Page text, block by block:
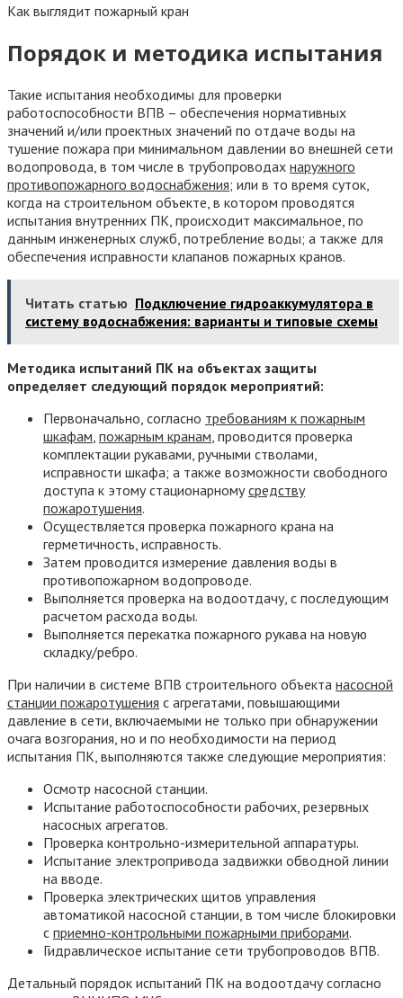
Как выглядит пожарный кран
Порядок и методика испытания
Такие испытания необходимы для проверки
работоспособности ВПВ – обеспечения нормативных
значений и/или проектных значений по отдаче воды на
тушение пожара при минимальном давлении во внешней сети
водопровода, в том числе в трубопроводах наружного
противопожарного водоснабжения; или в то время суток,
когда на строительном объекте, в котором проводятся
испытания внутренних ПК, происходит максимальное, по
данным инженерных служб, потребление воды; а также для
обеспечения исправности клапанов пожарных кранов.
Читать статью Подключение гидроаккумулятора в
систему водоснабжения: варианты и типовые схемы
Методика испытаний ПК на объектах защиты
определяет следующий порядок мероприятий:
Первоначально, согласно требованиям к пожарным
шкафам пожарным кранам , проводится проверка
комплектации рукавами, ручными стволами,
исправности шкафа; а также возможности свободного
доступа к этому стационарномусредству
пожаротушения.
Осуществляется проверка пожарного крана на
герметичность, исправность.
Затем проводится измерение давления воды в
противопожарном водопроводе.
Выполняется проверка на водоотдачу, с последующим
расчетом расхода воды.
Выполняется перекатка пожарного рукава на новую
складку/ребро.
При наличии в системе ВПВ строительного объекта насосной
станции пожаротушения с агрегатами, повышающими
давление в сети, включаемыми не только при обнаружении
очага возгорания, но и по необходимости на период
испытания ПК, выполняются также следующие мероприятия:
Осмотр насосной станции.
Испытание работоспособности рабочих, резервных
насосных агрегатов.
Проверка контрольно-измерительной аппаратуры.
Испытание электропривода задвижки обводной линии
на вводе.
Проверка электрических щитов управления
автоматикой насосной станции, в том числе блокировки
с приемно-контрольными пожарными приборами.
Гидравлическое испытание сети трубопроводов ВПВ.
Детальный порядок испытаний ПК на водоотдачу согласно